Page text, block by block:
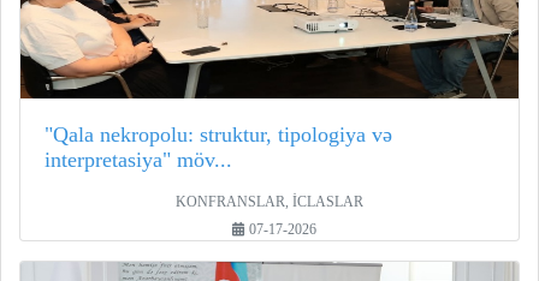
"Qala nekropolu: struktur, tipologiya və
interpretasiya" möv...
KONFRANSLAR, İCLASLAR
07-17-2026